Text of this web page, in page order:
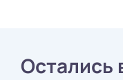
Остались